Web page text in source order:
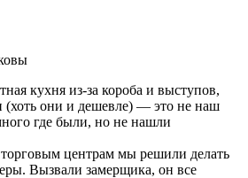
кухня из-за короба и выступов,
(хоть они и дешевле) — это не наш
где были, но не нашли
центрам мы решили делать
Вызвали замерщика, он все